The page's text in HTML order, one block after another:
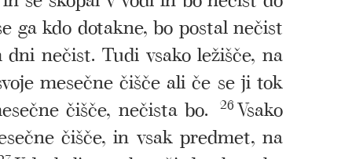
ga kdo dotakne, bo postal nečist
nečist. Tudi vsako ležišče, na
mesečne čišče ali če se ji tok
čišče, nečista bo.
26 Vsako
čišče, in vsak predmet, na